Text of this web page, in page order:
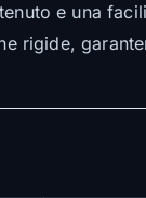
e una
rigide,